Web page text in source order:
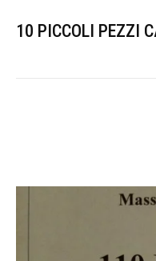
10 PICCOLI PEZZI